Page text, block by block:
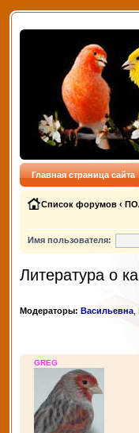
Главная страница сайта
Список форумов ‹
Имя пользователя:
Литература о
Модераторы: Васильевна,
GREG